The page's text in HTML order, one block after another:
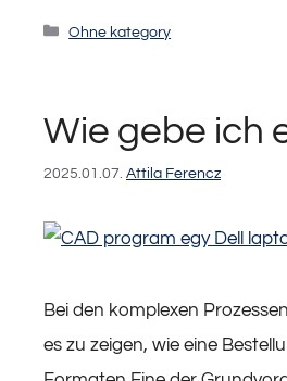
Kategorien
Ohne kategory
Wie gebe ich
2025.01.07. Attila Ferencz
Bei den komplexen
es zu zeigen, wie eine